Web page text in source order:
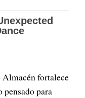
Almacén fortalece
pensado para